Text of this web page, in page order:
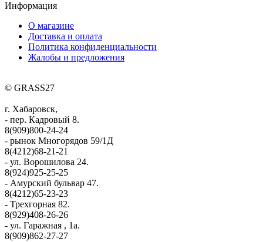
Информация
О магазине
Доставка и оплата
Политика конфиденциальности
Жалобы и предложения
© GRASS27
г. Хабаровск,
- пер. Кадровый 8.
8(909)800-24-24
- рынок Многорядов 59/1Д
8(4212)68-21-21
- ул. Ворошилова 24.
8(924)925-25-25
- Амурский бульвар 47.
8(4212)65-23-23
- Трехгорная 82.
8(929)408-26-26
- ул. Гаражная , 1а.
8(909)862-27-27